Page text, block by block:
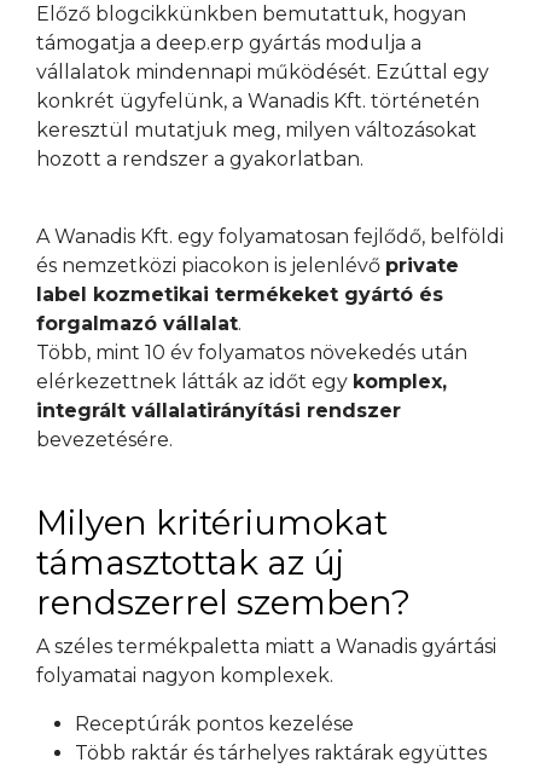
Előző blogcikkünkben bemutattuk, hogyan
támogatja a deep.erp gyártás modulja a
vállalatok mindennapi működését. Ezúttal egy
konkrét ügyfelünk, a Wanadis Kft. történetén
keresztül mutatjuk meg, milyen változásokat
hozott a rendszer a gyakorlatban.
A Wanadis Kft. egy folyamatosan fejlődő, belföldi
és nemzetközi piacokon is jelenlévő private
label kozmetikai termékeket gyártó és
forgalmazó vállalat.
Több, mint 10 év folyamatos növekedés után
elérkezettnek látták az időt egy komplex,
integrált vállalatirányítási rendszer
bevezetésére.
Milyen kritériumokat
támasztottak az új
rendszerrel szemben?
A széles termékpaletta miatt a Wanadis gyártási
folyamatai nagyon komplexek.
Receptúrák pontos kezelése
Több raktár és tárhelyes raktárak együttes